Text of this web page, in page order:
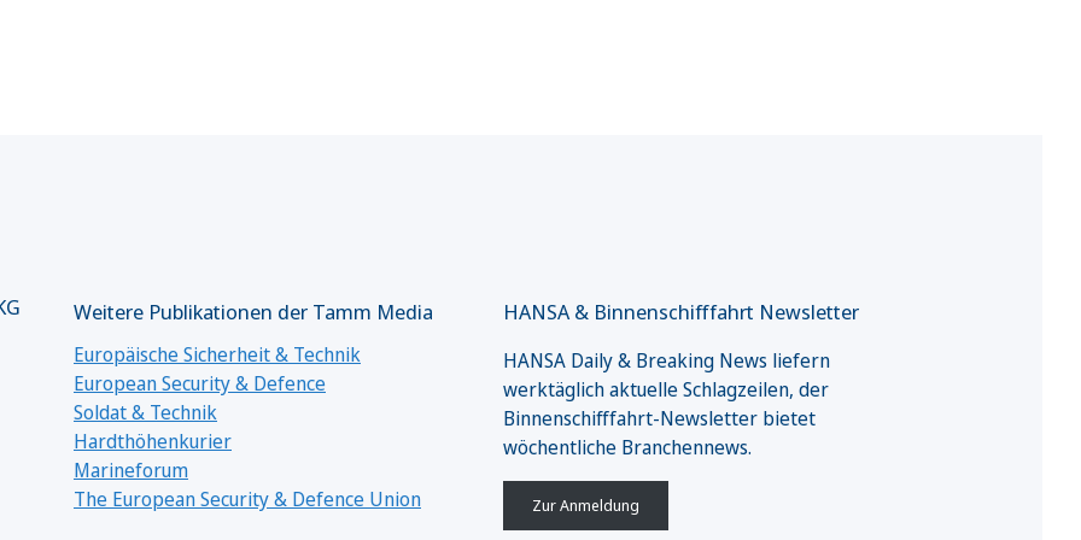
Weitere Publikationen der Tamm Media
Europäische Sicherheit & Technik
European Security & Defence
Soldat & Technik
Hardthöhenkurier
Marineforum
The European Security & Defence Union
HANSA & Binnenschifffahrt Newsletter
HANSA Daily & Breaking News liefern
werktäglich aktuelle Schlagzeilen, der
Binnenschifffahrt-Newsletter bietet
wöchentliche Branchennews.
Zur Anmeldung